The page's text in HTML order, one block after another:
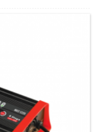
Uitsondering...